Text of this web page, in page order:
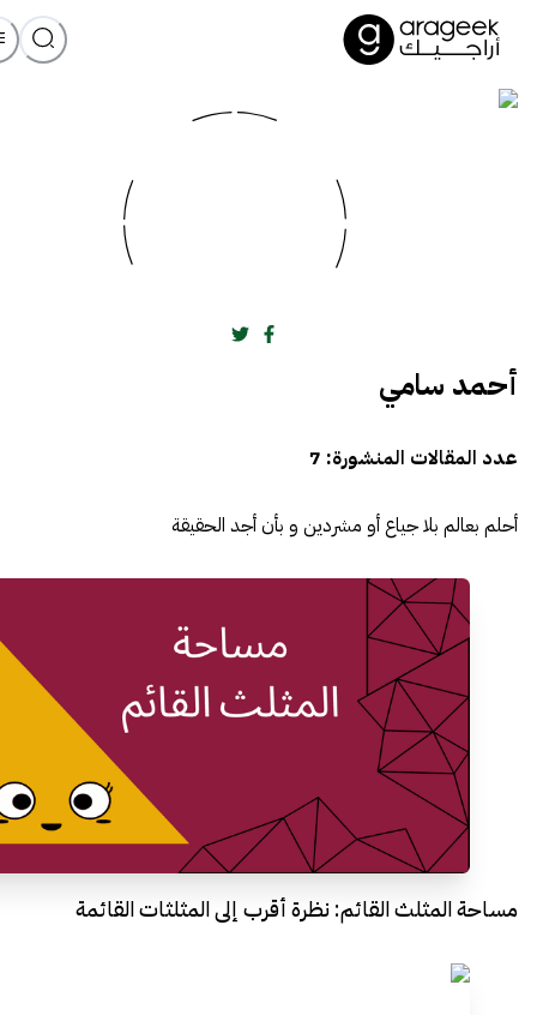
أحمد سامي
عدد المقالات المنشورة: 7
أحلم بعالم بلا جياع أو مشردين و بأن أجد الحقيقة
مساحة المثلث القائم: نظرة أقرب إلى المثلثات القائمة